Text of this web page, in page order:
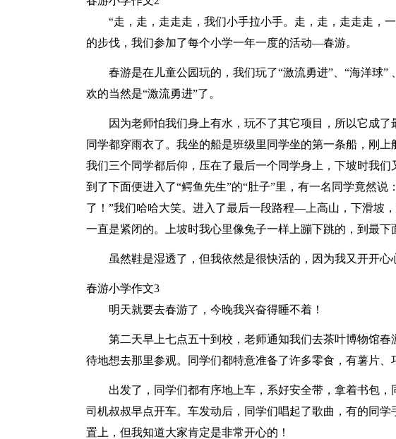
“走，走，走走走，我们小手拉小手。走，走，走走走，
的步伐，我们参加了每个小学一年一度的活动—春游。
春游是在儿童公园玩的，我们玩了“激流勇进”、“海洋球”
欢的当然是“激流勇进”了。
因为老师怕我们身上有水，玩不了其它项目，所以它成
同学都穿雨衣了。我坐的船是班级里同学坐的第一条船，刚上
我们三个同学都后仰，压在了最后一个同学身上，下坡时我们
到了下面便进入了“鳄鱼先生”的“肚子”里，有一名同学竟然
了！”我们哈哈大笑。进入了最后一段路程—上高山，下滑坡
一直是紧闭的。上坡时我心里像兔子一样上蹦下跳的，到最下
虽然鞋是湿透了，但我依然是很快活的，因为我又开开心
春游小学作文3
明天就要去春游了，今晚我兴奋得睡不着！
第二天早上七点五十到校，老师通知我们去茶叶博物馆
待地想去那里参观。同学们都特意准备了许多零食，有薯片
出发了，同学们都有序地上车，系好安全带，拿着书包
司机叔叔早点开车。车发动后，同学们唱起了歌曲，有的同
置上，但我知道大家肯定是非常开心的！